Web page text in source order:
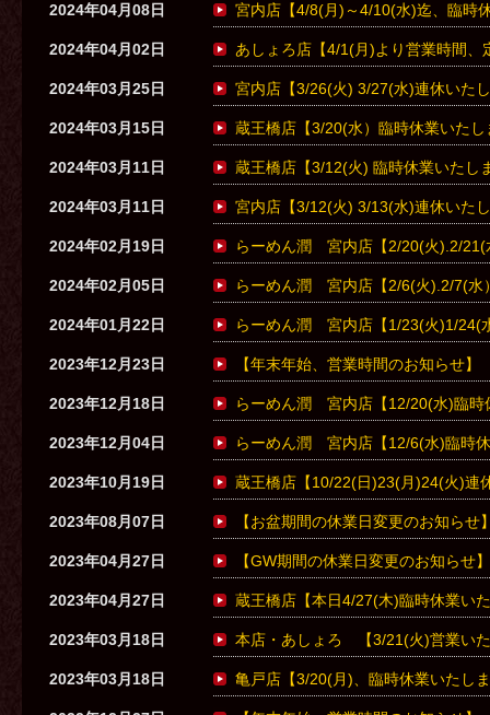
2024年04月08日 宮内店【4/8(月)～4/10(水)迄、臨時
2024年04月02日 あしょろ店【4/1(月)より営業時間、
2024年03月25日 宮内店【3/26(火) 3/27(水)連休いた
2024年03月15日 蔵王橋店【3/20(水）臨時休業いたし
2024年03月11日 蔵王橋店【3/12(火) 臨時休業いたし
2024年03月11日 宮内店【3/12(火) 3/13(水)連休いた
2024年02月19日 らーめん潤 宮内店【2/20(火).2/21(
2024年02月05日 らーめん潤 宮内店【2/6(火).2/7(水
2024年01月22日 らーめん潤 宮内店【1/23(火)1/24(
2023年12月23日 【年末年始、営業時間のお知らせ】
2023年12月18日 らーめん潤 宮内店【12/20(水)臨時
2023年12月04日 らーめん潤 宮内店【12/6(水)臨時
2023年10月19日 蔵王橋店【10/22(日)23(月)24(火)連
2023年08月07日 【お盆期間の休業日変更のお知らせ
2023年04月27日 【GW期間の休業日変更のお知らせ】
2023年04月27日 蔵王橋店【本日4/27(木)臨時休業い
2023年03月18日 本店・あしょろ 【3/21(火)営業い
2023年03月18日 亀戸店【3/20(月)、臨時休業いたし